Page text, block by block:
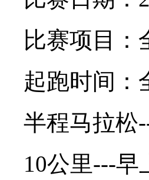
比赛项目：
起跑时间：
半程马拉松
10公里---早